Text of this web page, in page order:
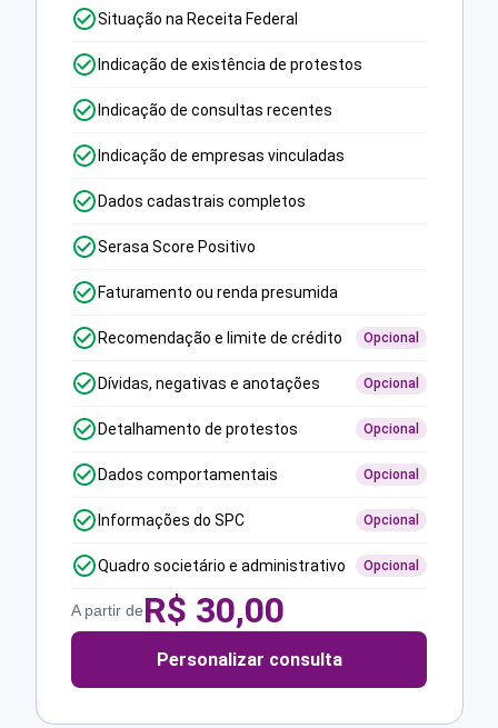
Situação na Receita Federal
Indicação de existência de protestos
Indicação de consultas recentes
Indicação de empresas vinculadas
Dados cadastrais completos
Serasa Score Positivo
Faturamento ou renda presumida
Recomendação e limite de crédito Opcional
Dívidas, negativas e anotações Opcional
Detalhamento de protestos Opcional
Dados comportamentais Opcional
Informações do SPC Opcional
Quadro societário e administrativo Opcional
A partir deR$ 30,00
Personalizar consulta